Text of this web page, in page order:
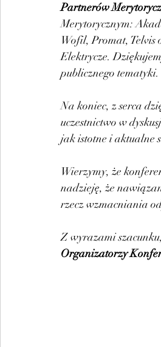
Partnerów
Merytorycznym:
Wofil, Promat,
Elektrycze.
publicznego tematyki.
Na koniec, z serca
uczestnictwo w
jak istotne i aktualne
Wierzymy, że
nadzieję, że
rzecz wzmacniania
Z wyrazami szacunku,
Organizatorzy